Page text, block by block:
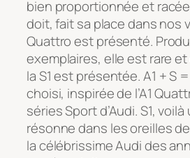
bien proportionnée et
doit, fait sa place dans nos
Quattro est présenté.
exemplaires, elle est rare et
la S1 est présentée. A1 + S
choisi, inspirée de l’A1
séries Sport d’Audi. S1,
résonne dans les oreilles de
la célébrissime Audi des